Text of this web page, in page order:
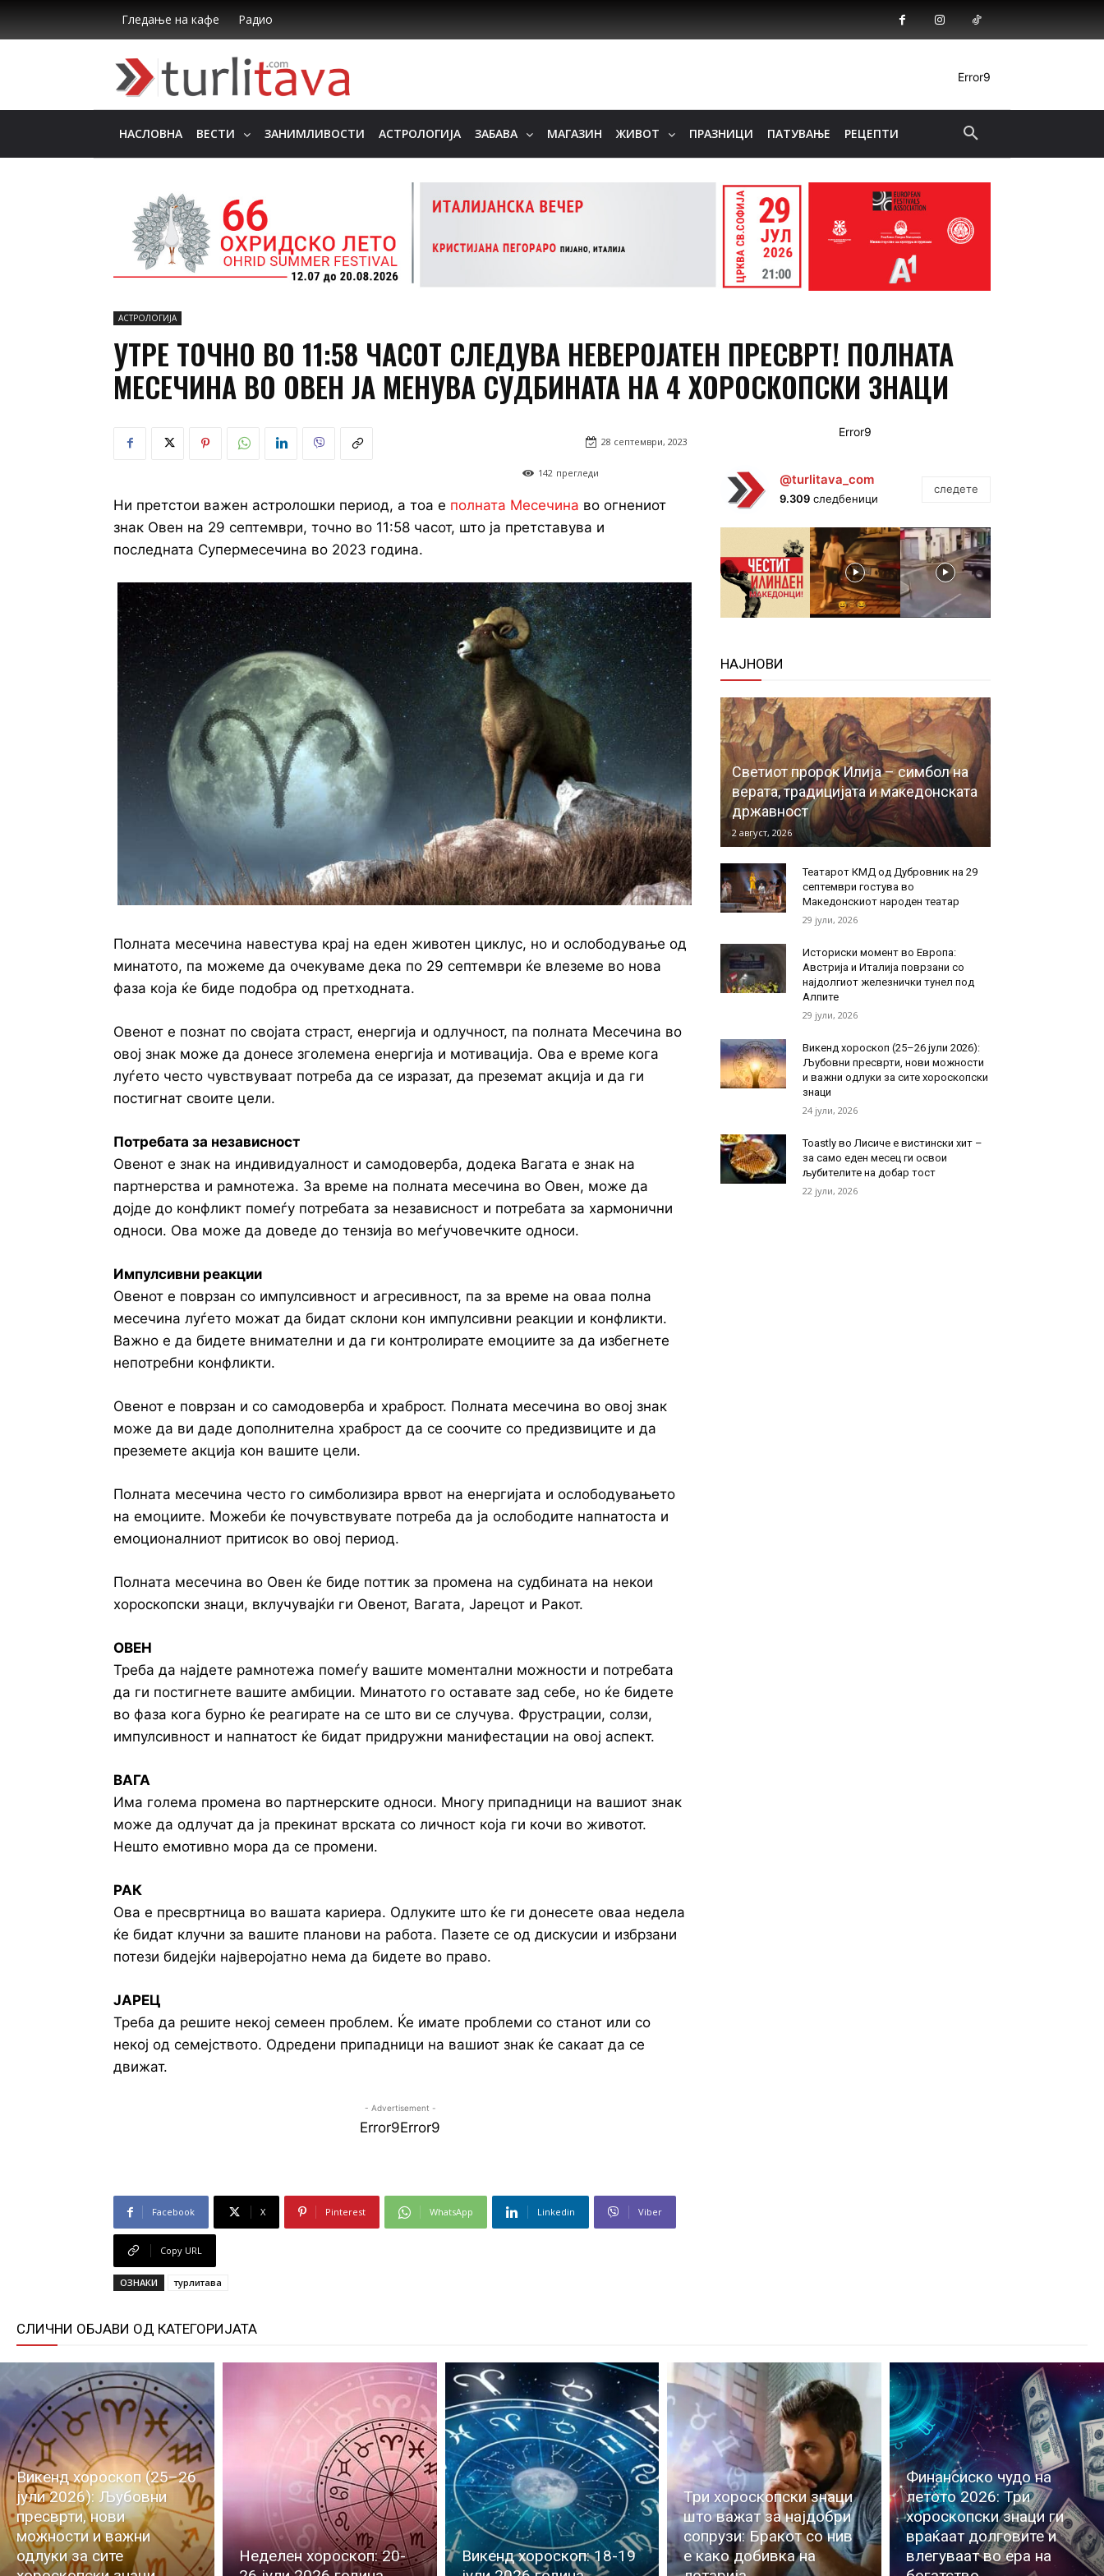
Гледање на кафе Радио
Error9
НАСЛОВНА ВЕСТИ ЗАНИМЛИВОСТИ АСТРОЛОГИЈА ЗАБАВА МАГАЗИН ЖИВОТ ПРАЗНИЦИ ПАТУВАЊЕ РЕЦЕПТИ
АСТРОЛОГИЈА
УТРЕ ТОЧНО ВО 11:58 ЧАСОТ СЛЕДУВА НЕВЕРОЈАТЕН ПРЕСВРТ! ПОЛНАТА
МЕСЕЧИНА ВО ОВЕН ЈА МЕНУВА СУДБИНАТА НА 4 ХОРОСКОПСКИ ЗНАЦИ
28 септември, 2023
142 прегледи
Ни претстои важен астролошки период, а тоа е полната Месечина во огнениот
знак Овен на 29 септември, точно во 11:58 часот, што ја претставува и
последната Супермесечина во 2023 година.
Полната месечина навестува крај на еден животен циклус, но и ослободување од
минатото, па можеме да очекуваме дека по 29 септември ќе влеземе во нова
фаза која ќе биде подобра од претходната.
Овенот е познат по својата страст, енергија и одлучност, па полната Месечина во
овој знак може да донесе зголемена енергија и мотивација. Ова е време кога
луѓето често чувствуваат потреба да се изразат, да преземат акција и да ги
постигнат своите цели.
Потребата за независност
Овенот е знак на индивидуалност и самодоверба, додека Вагата е знак на
партнерства и рамнотежа. За време на полната месечина во Овен, може да
дојде до конфликт помеѓу потребата за независност и потребата за хармонични
односи. Ова може да доведе до тензија во меѓучовечките односи.
Импулсивни реакции
Овенот е поврзан со импулсивност и агресивност, па за време на оваа полна
месечина луѓето можат да бидат склони кон импулсивни реакции и конфликти.
Важно е да бидете внимателни и да ги контролирате емоциите за да избегнете
непотребни конфликти.
Овенот е поврзан и со самодоверба и храброст. Полната месечина во овој знак
може да ви даде дополнителна храброст да се соочите со предизвиците и да
преземете акција кон вашите цели.
Полната месечина често го симболизира врвот на енергијата и ослободувањето
на емоциите. Можеби ќе почувствувате потреба да ја ослободите напнатоста и
емоционалниот притисок во овој период.
Полната месечина во Овен ќе биде поттик за промена на судбината на некои
хороскопски знаци, вклучувајќи ги Овенот, Вагата, Јарецот и Ракот.
ОВЕН
Треба да најдете рамнотежа помеѓу вашите моментални можности и потребата
да ги постигнете вашите амбиции. Минатото го оставате зад себе, но ќе бидете
во фаза кога бурно ќе реагирате на се што ви се случува. Фрустрации, солзи,
импулсивност и напнатост ќе бидат придружни манифестации на овој аспект.
ВАГА
Има голема промена во партнерските односи. Многу припадници на вашиот знак
може да одлучат да ја прекинат врската со личност која ги кочи во животот.
Нешто емотивно мора да се промени.
РАК
Ова е пресвртница во вашата кариера. Одлуките што ќе ги донесете оваа недела
ќе бидат клучни за вашите планови на работа. Пазете се од дискусии и избрзани
потези бидејќи најверојатно нема да бидете во право.
ЈАРЕЦ
Треба да решите некој семеен проблем. Ќе имате проблеми со станот или со
некој од семејството. Одредени припадници на вашиот знак ќе сакаат да се
движат.
- Advertisement -
Error9Error9
Facebook X Pinterest WhatsApp Linkedin Viber
Copy URL
ОЗНАКИ турлитава
Error9
@turlitava_com
9.309следбеници
следете
НАЈНОВИ
Светиот пророк Илија – симбол на
верата, традицијата и македонската
државност
2 август, 2026
Театарот КМД од Дубровник на 29
септември гостува во
Македонскиот народен театар
29 јули, 2026
Историски момент во Европа:
Австрија и Италија поврзани со
најдолгиот железнички тунел под
Алпите
29 јули, 2026
Викенд хороскоп (25–26 јули 2026):
Љубовни пресврти, нови можности
и важни одлуки за сите хороскопски
знаци
24 јули, 2026
Toastly во Лисиче е вистински хит –
за само еден месец ги освои
љубителите на добар тост
22 јули, 2026
СЛИЧНИ ОБЈАВИ ОД КАТЕГОРИЈАТА
Викенд хороскоп (25–26
јули 2026): Љубовни
пресврти, нови
можности и важни
одлуки за сите
Неделен хороскоп: 20-
Викенд хороскоп: 18-19
Три хороскопски знаци
што важат за најдобри
сопрузи: Бракот со нив
е како добивка на
Финансиско чудо на
летото 2026: Три
хороскопски знаци ги
враќаат долговите и
влегуваат во ера на